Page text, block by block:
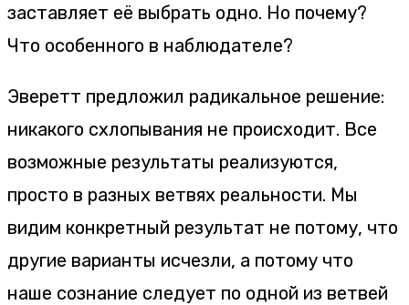
заставляет её выбрать одно. Но почему?
Что особенного в наблюдателе?
Эверетт предложил радикальное решение:
никакого схлопывания не происходит. Все
возможные результаты реализуются,
просто в разных ветвях реальности. Мы
видим конкретный результат не потому, что
другие варианты исчезли, а потому что
наше сознание следует по одной из ветвей